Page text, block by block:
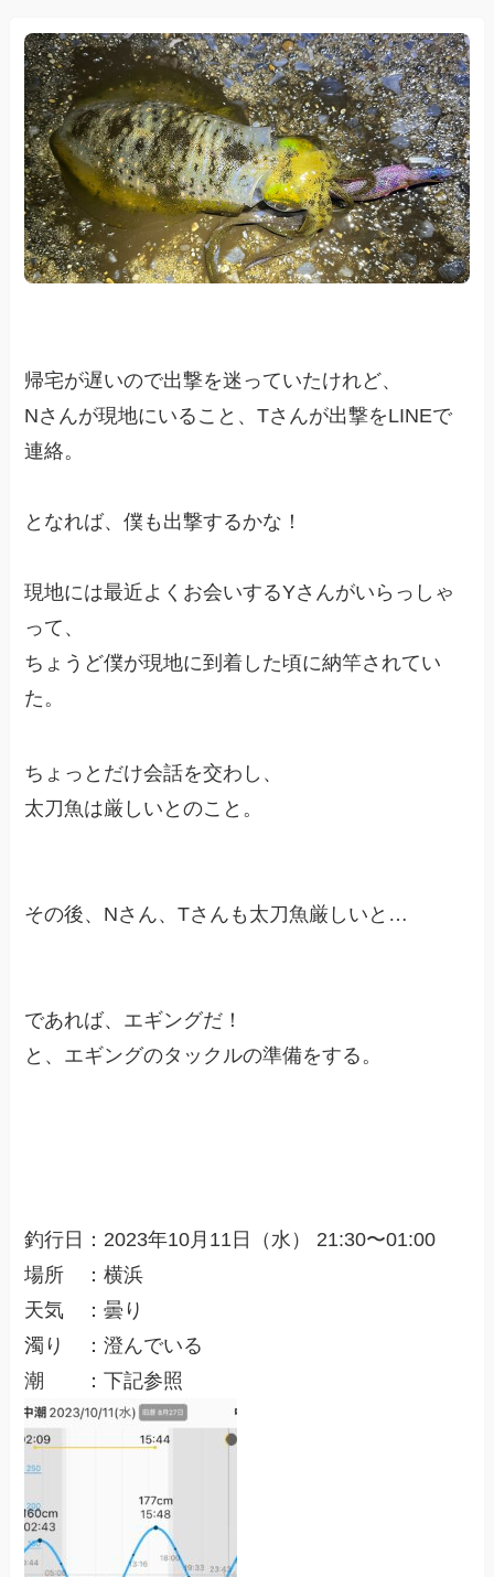
帰宅が遅いので出撃を迷っていたけれど、
Nさんが現地にいること、Tさんが出撃をLINEで
連絡。
となれば、僕も出撃するかな！
現地には最近よくお会いするYさんがいらっしゃ
って、
ちょうど僕が現地に到着した頃に納竿されてい
た。
ちょっとだけ会話を交わし、
太刀魚は厳しいとのこと。
その後、Nさん、Tさんも太刀魚厳しいと…
であれば、エギングだ！
と、エギングのタックルの準備をする。
釣行日：2023年10月11日（水） 21:30〜01:00
場所 ：横浜
天気 ：曇り
濁り ：澄んでいる
潮 ：下記参照